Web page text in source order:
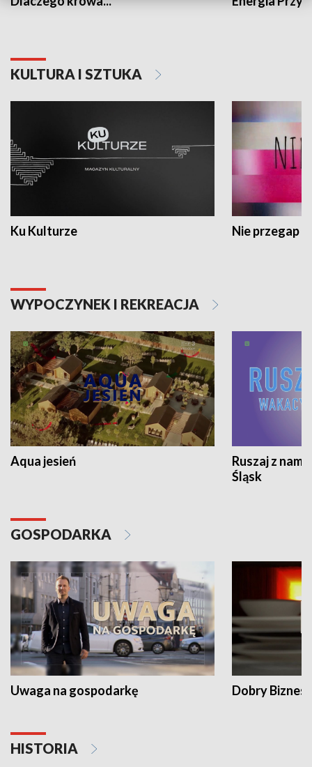
KULTURA I SZTUKA
Ku Kulturze Nie przegap
WYPOCZYNEK I REKREACJA
Aqua jesień
Ruszaj z
Śląsk
GOSPODARKA
Uwaga na gospodarkę Dobry Biznes
HISTORIA